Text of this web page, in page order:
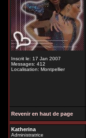
Inscrit le: 17 Jan 2007
Messages: 412
Localisation: Montpellier
Revenir en haut de page
Katherina
Administratrice